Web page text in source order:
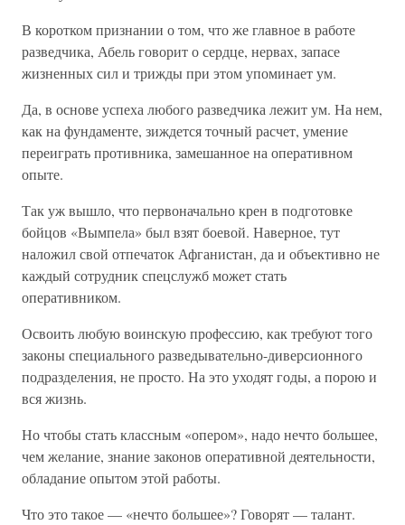
В коротком признании о том, что же главное в работе
разведчика, Абель говорит о сердце, нервах, запасе
жизненных сил и трижды при этом упоминает ум.
Да, в основе успеха любого разведчика лежит ум. На нем,
как на фундаменте, зиждется точный расчет, умение
переиграть противника, замешанное на оперативном
опыте.
Так уж вышло, что первоначально крен в подготовке
бойцов «Вымпела» был взят боевой. Наверное, тут
наложил свой отпечаток Афганистан, да и объективно не
каждый сотрудник спецслужб может стать
оперативником.
Освоить любую воинскую профессию, как требуют того
законы специального разведывательно-диверсионного
подразделения, не просто. На это уходят годы, а порою и
вся жизнь.
Но чтобы стать классным «опером», надо нечто большее,
чем желание, знание законов оперативной деятельности,
обладание опытом этой работы.
Что это такое — «нечто большее»? Говорят — талант.